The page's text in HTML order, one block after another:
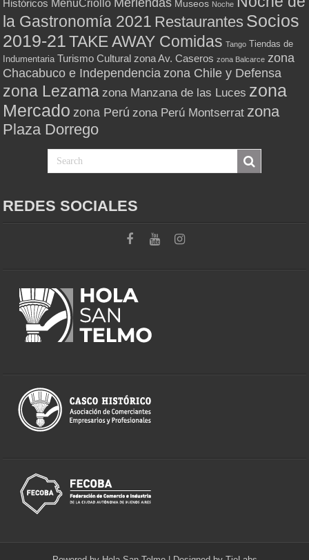
Históricos MenuCriollo Meriendas Museos Noche
la Gastronomía 2021 Restaurantes Socios
2019-21 TAKE AWAY Comidas Tango Tiendas de
Indumentaria Turismo Cultural zona Av. Caseros zona Balcarce zona
Chacabuco e Independencia zona Chile y Defensa
zona Lezama zona Manzana de las Luces zona
Mercado zona Perú zona Perú Montserrat zona
Plaza Dorrego
REDES SOCIALES